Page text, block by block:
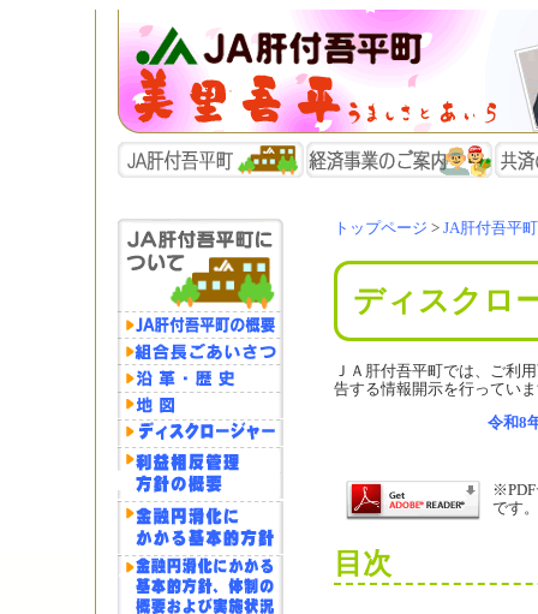
トップページ > JA肝付吾平
ディスクロ
ＪＡ肝付吾平町では、ご利
告する情報開示を行ってい
令和8
です。
目次